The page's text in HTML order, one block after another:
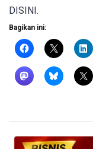
DISINI.
Bagikan ini: